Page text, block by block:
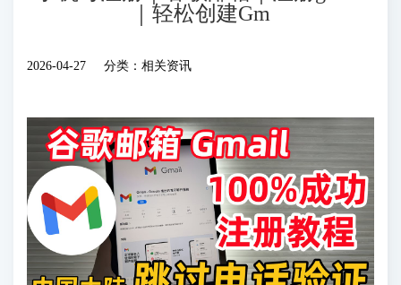
｜轻松创建Gm
2026-04-27 分类： 相关资讯